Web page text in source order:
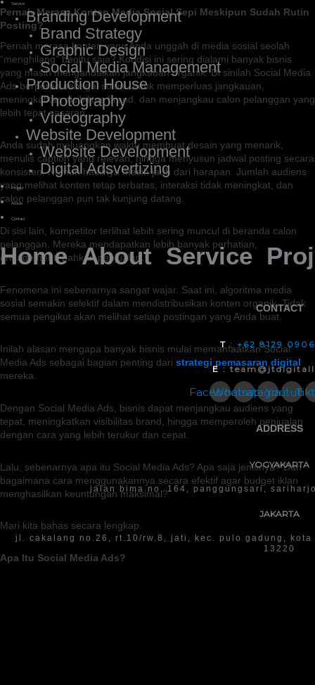
Service
Branding Development
Brand Strategy
Graphic Design
Social Media Management
Production House
Photography
Videography
Website Development
Website Development
Digital Adsvertizing
Project
Article
Contact
Home About Service
CONTACT
T : +62 8129
E:
Facebook
Whatsapp
Instagram
Youtube
ADDRESS
YOGYAKARTA
jalan bima no. 164, panggungsari,
JAKARTA
jl. cakalang no.26, rt.10/rw.8, jati, kec. pulo gadung,
13220
Pernah Merasa Konten Media Sosial Sepi Meskipun Sudah Rutin
Posting?
Pernah merasa konten yang Anda unggah di media sosial seolah
“menghilang” begitu saja? Kondisi ini sering dialami banyak bisnis
yang masih mengandalkan jangkauan organik. Di sinilah Social Media
Ads berperan sebagai solusi untuk memperluas jangkauan,
meningkatkan visibilitas brand, dan menjangkau calon pelanggan yang
lebih tepat sasaran.
Anda sudah meluangkan waktu membuat desain yang menarik,
menulis caption yang relevan, hingga menyusun jadwal posting secara
konsisten. Namun hasilnya masih jauh dari harapan. Jumlah audiens
yang melihat konten tetap terbatas, interaksi tidak meningkat, dan
calon pelanggan pun tak kunjung datang.
Di sisi lain, kompetitor terlihat lebih sering muncul di beranda calon
pelanggan. Mereka mendapatkan lebih banyak perhatian,
engagement, bahkan penjualan.
Fenomena ini sebenarnya sangat wajar. Saat ini, algoritma media
sosial semakin selektif dalam mendistribusikan konten organik. Tidak
semua pengikut akan melihat setiap postingan yang Anda buat.
Inilah alasan mengapa banyak bisnis mulai memanfaatkan Social
Media Ads sebagai bagian penting dari strategi pemasaran digital
mereka.
Dengan Social Media Ads, bisnis dapat menjangkau audiens yang
tepat, meningkatkan visibilitas brand, hingga memperoleh penjualan
dengan cara yang lebih terukur dan cepat.
Lalu, sebenarnya apa itu Social Media Ads? Apa saja jenisnya? Dan
bagaimana cara menggunakannya secara efektif agar budget iklan
menghasilkan keuntungan maksimal?
Mari kita bahas secara lengkap.
Apa Itu Social Media Ads?